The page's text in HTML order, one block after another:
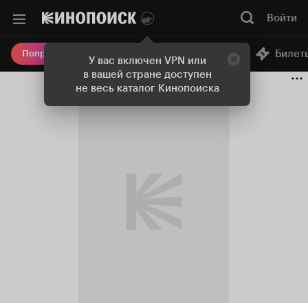
У вас включен VPN или
в вашей стране доступен
не весь каталог Кинопоиска
Войти
Попробовать Плюс Онлайн-кинотеатр